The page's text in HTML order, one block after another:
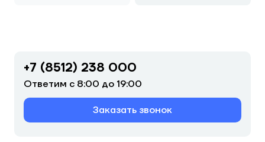
+7 (8512) 238 000
Ответим с 8:00 до 19:00
Заказать звонок